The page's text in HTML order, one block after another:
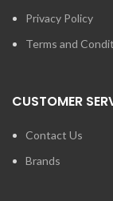
Privacy Policy
Terms and
CUSTOMER
Contact Us
Brands